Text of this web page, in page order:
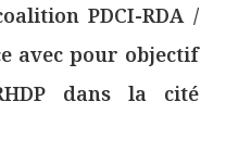
PDCI-RDA /
avec pour objectif
dans la cité